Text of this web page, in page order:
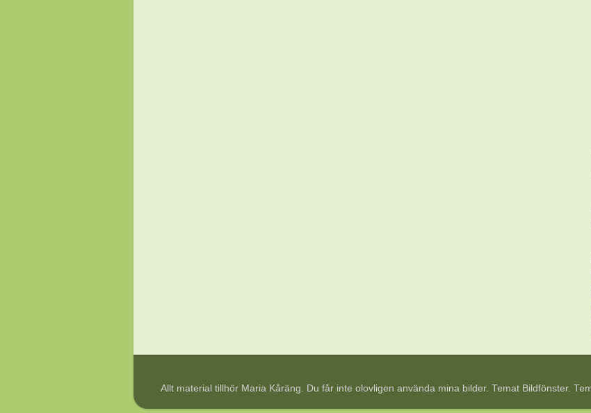
Allt material tillhör Maria Kåräng. Du får inte olovligen använda mina bilder. Temat Bildfönster.